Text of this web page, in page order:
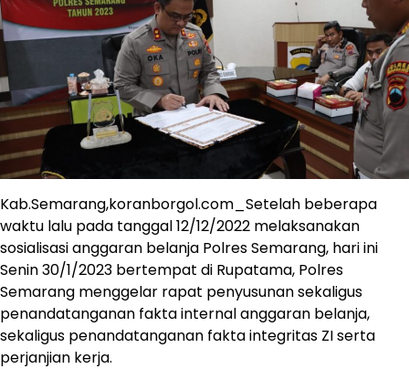
Kab.Semarang,koranborgol.com_Setelah beberapa
waktu lalu pada tanggal 12/12/2022 melaksanakan
sosialisasi anggaran belanja Polres Semarang, hari ini
Senin 30/1/2023 bertempat di Rupatama, Polres
Semarang menggelar rapat penyusunan sekaligus
penandatanganan fakta internal anggaran belanja,
sekaligus penandatanganan fakta integritas ZI serta
perjanjian kerja.